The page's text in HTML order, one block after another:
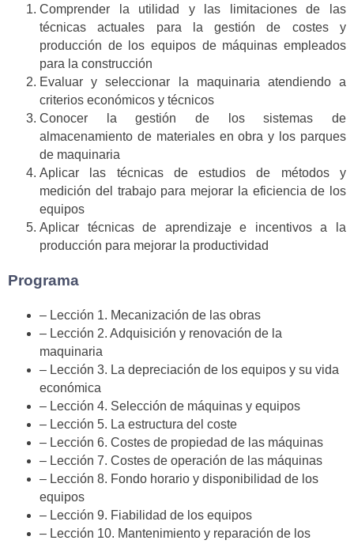
Comprender la utilidad y las limitaciones de las
técnicas actuales para la gestión de costes y
producción de los equipos de máquinas empleados
para la construcción
Evaluar y seleccionar la maquinaria atendiendo a
criterios económicos y técnicos
Conocer la gestión de los sistemas de
almacenamiento de materiales en obra y los parques
de maquinaria
Aplicar las técnicas de estudios de métodos y
medición del trabajo para mejorar la eficiencia de los
equipos
Aplicar técnicas de aprendizaje e incentivos a la
producción para mejorar la productividad
Programa
– Lección 1. Mecanización de las obras
– Lección 2. Adquisición y renovación de la
maquinaria
– Lección 3. La depreciación de los equipos y su vida
económica
– Lección 4. Selección de máquinas y equipos
– Lección 5. La estructura del coste
– Lección 6. Costes de propiedad de las máquinas
– Lección 7. Costes de operación de las máquinas
– Lección 8. Fondo horario y disponibilidad de los
equipos
– Lección 9. Fiabilidad de los equipos
– Lección 10. Mantenimiento y reparación de los